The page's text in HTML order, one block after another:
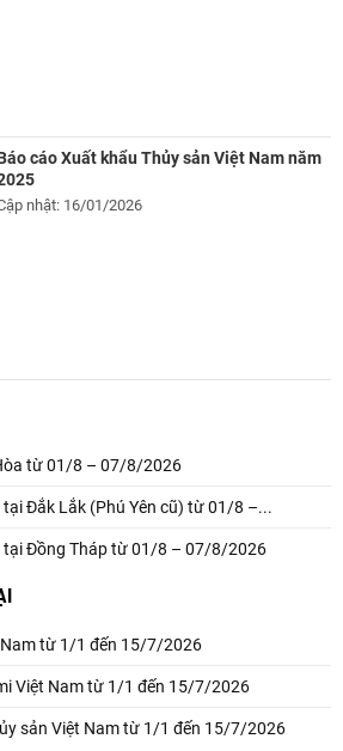
cáo Xuất khẩu Thủy sản Việt Nam năm
nhật: 16/01/2026
từ 01/8 – 07/8/2026
Đắk Lắk (Phú Yên cũ) từ 01/8 –...
tại Đồng Tháp từ 01/8 – 07/8/2026
từ 1/1 đến 15/7/2026
Việt Nam từ 1/1 đến 15/7/2026
sản Việt Nam từ 1/1 đến 15/7/2026